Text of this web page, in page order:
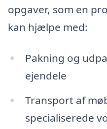
opgaver, som en
kan hjælpe med:
Pakning og
ejendele
Transport af
specialiserede